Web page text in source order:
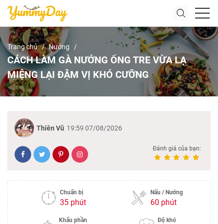
Trang chủ Nướng
CÁCH LÀM GÀ NƯỚNG ỐNG TRE VỪA LẠ
MIỆNG LẠI ĐẬM VỊ KHÓ CƯỠNG
Thiên Vũ 19:59 07/08/2026
Đánh giá của bạn:
Chuẩn bị
35 phút
Nấu / Nướng
60 phút
Khẩu phần Độ khó